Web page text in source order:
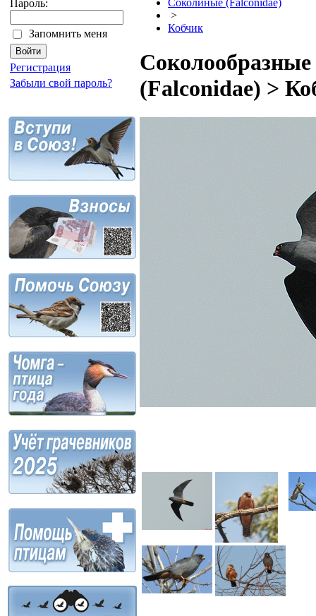
Пароль:
Запомнить меня
Регистрация
Забыли свой пароль?
Соколиные (Falconidae)
>
Кобчик
(Falconidae) >